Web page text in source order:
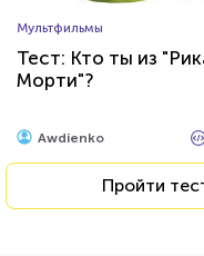
Мультфильмы
Тест: Кто ты из
Морти"?
Awdienko
Пройти